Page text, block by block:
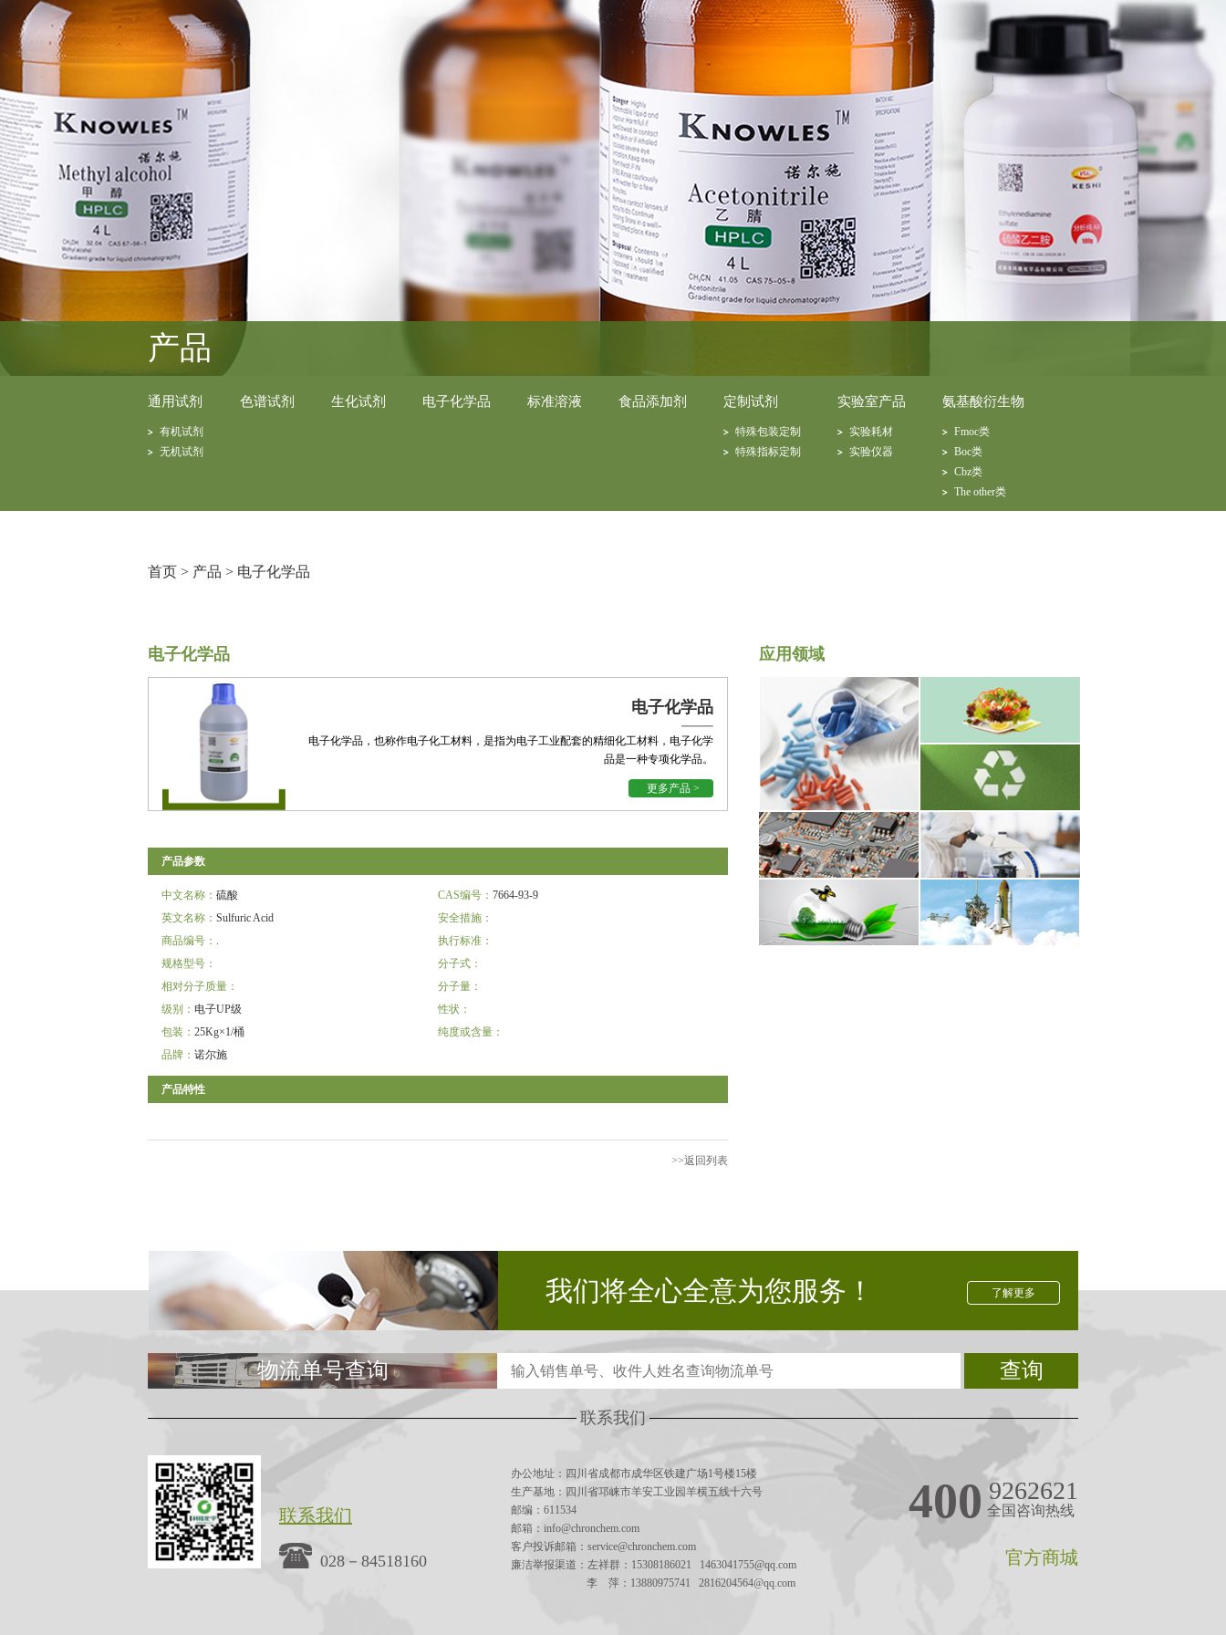
产品
通用试剂
有机试剂
无机试剂
色谱试剂 生化试剂 电子化学品 标准溶液 食品添加剂 定制试剂
特殊包装定制
特殊指标定制
实验室产品
实验耗材
实验仪器
氨基酸衍生物
Fmoc类
Boc类
Cbz类
The other类
首页 > 产品 > 电子化学品
电子化学品
电子化学品
电子化学品，也称作电子化工材料，是指为电子工业配套的精细化工材料，电子化学
品是一种专项化学品。
更多产品 >
产品参数
中文名称： 硫酸 CAS编号： 7664-93-9
英文名称： Sulfuric Acid
安全措施：
商品编号： .
执行标准：
规格型号：
分子式：
相对分子质量：
分子量：
级别： 电子UP级
性状：
包装： 25Kg×1/桶
纯度或含量：
品牌： 诺尔施
产品特性
>>返回列表
应用领域
我们将全心全意为您服务！ 了解更多
物流单号查询 查询
联系我们
联系我们
028－84518160
办公地址：四川省成都市成华区铁建广场1号楼15楼
生产基地：四川省邛崃市羊安工业园羊横五线十六号
邮编：611534
邮箱：info@chronchem.com
客户投诉邮箱：service@chronchem.com
廉洁举报渠道：左祥群：15308186021 1463041755@qq.com
李 萍：13880975741 2816204564@qq.com
9262621
全国咨询热线
400
官方商城